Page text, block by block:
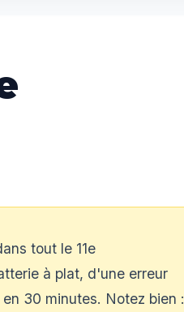
tout le 11e
à plat, d'une erreur
30 minutes. Notez bien :